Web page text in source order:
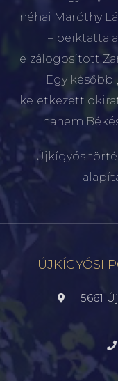
néhai Maróthy
– beiktatta
elzálogosított
Egy
keletkezett
hanem
Újkígyós
ÚJKÍGYÓSI
5661